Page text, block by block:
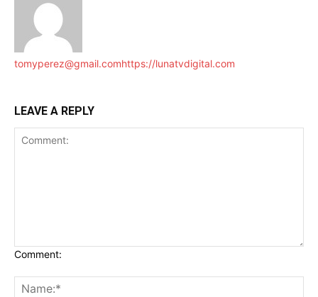
tomyperez@gmail.comhttps://lunatvdigital.com
LEAVE A REPLY
Comment: